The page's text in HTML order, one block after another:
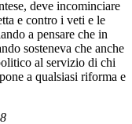
deve incominciare
e contro i veti e le
a pensare che in
sosteneva che anche
al servizio di chi
a qualsiasi riforma e